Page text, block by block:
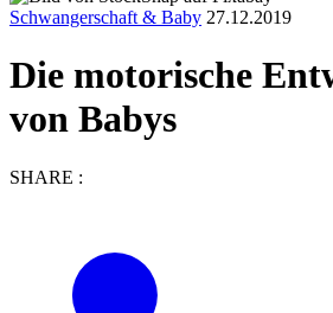
Schwangerschaft & Baby 27.12.2019
Die motorische
von Babys
SHARE :